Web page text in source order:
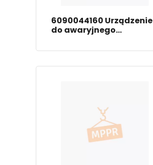
6090044160 Urządzenie
do awaryjnego